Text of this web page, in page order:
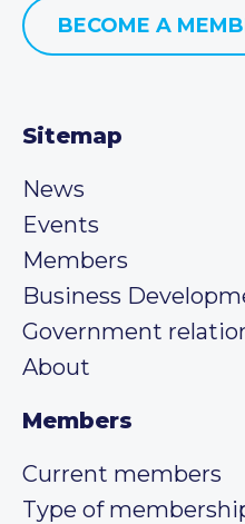
BECOME A
Sitemap
News
Events
Members
Business
Government
About
Members
Current members
Type of